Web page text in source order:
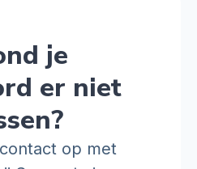
je
er niet
op met